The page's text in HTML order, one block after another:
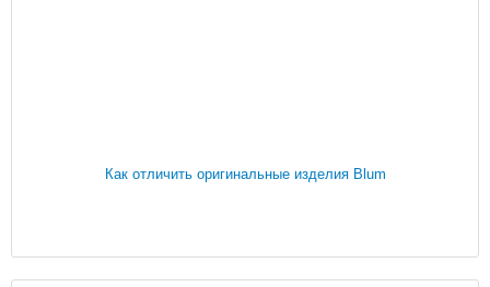
Как отличить оригинальные изделия Blum